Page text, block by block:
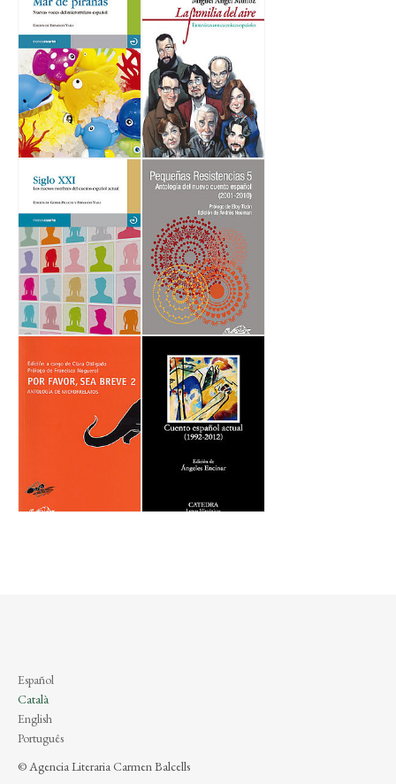
Español
Català
English
Português
© Agencia Literaria Carmen Balcells